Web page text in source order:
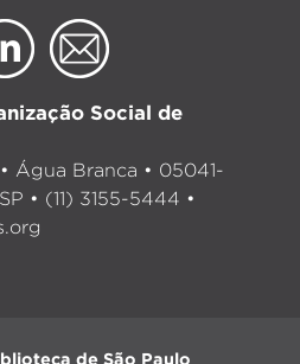
Social de
Água Branca • 05041-
• (11) 3155-5444 •
de São Paulo